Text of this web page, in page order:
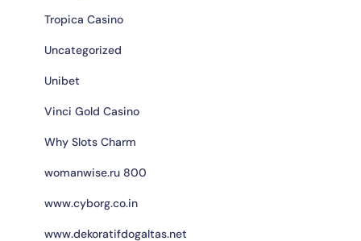
Tropica Casino
Uncategorized
Unibet
Vinci Gold Casino
Why Slots Charm
womanwise.ru 800
www.cyborg.co.in
www.dekoratifdogaltas.net